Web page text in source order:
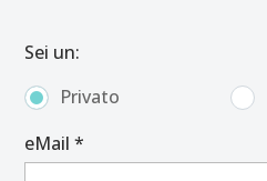
Sei un:
Privato
eMail *